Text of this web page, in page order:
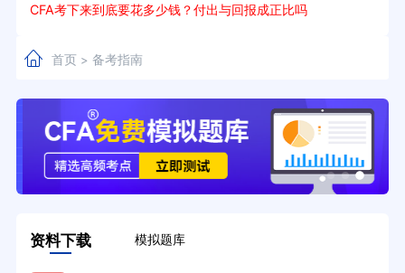
CFA考下来到底要花多少钱？付出与回报成正比吗
首页> 备考指南
资料下载 模拟题库